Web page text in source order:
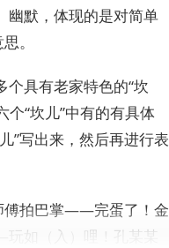
幽默，体现的是对简单
。
具有老家特色的“坎
个“坎儿”中有的有具体
”写出来，然后再进行表
傅拍巴掌——完蛋了！金
如（入）哩！孔某某